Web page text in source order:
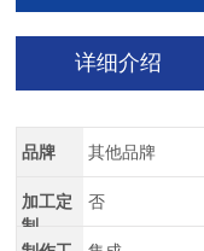
详细介绍
品牌 其他品牌
加工定
制
否